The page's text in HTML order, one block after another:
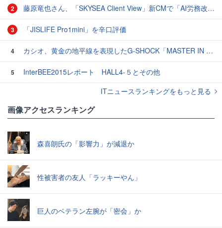
2 藤原竜也さん、「SKYSEA Client View」新CMで「AI労務改善」をアピール 働き方をAIが分析したら「すぐに休んで」と言われる？
3 「JISLIFE Pro1mini」を辛口評価
4 カシオ、黄金の地平線を表現したG-SHOCK「MASTER IN HORIZON GOLD」3モデル
5
InterBEE2015レポート HALL4-５とその他
ITニュースランキングをもっと見る
画像アクセスランキング
森喜朗氏の「影響力」が減退か
性被害者の友人「ラッキーやん」
巨人のベテラン左腕が「密会」か